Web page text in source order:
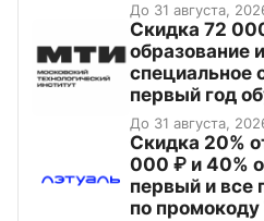
До 31 августа,
Скидка 72
образование
специальное
первый год
До 31 августа,
Скидка 20%
000 ₽ и 40%
первый и все
по